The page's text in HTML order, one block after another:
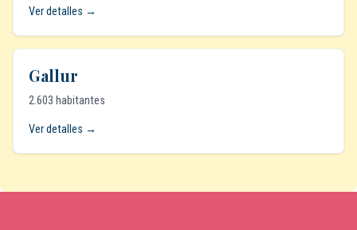
Ver detalles →
Gallur
2.603 habitantes
Ver detalles →